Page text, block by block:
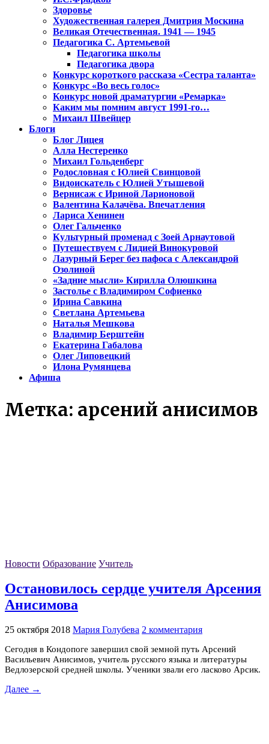
Здоровье
Художественная галерея Дмитрия Москина
Великая Отечественная. 1941 — 1945
Педагогика С. Артемьевой
Педагогика школы
Педагогика двора
Конкурс короткого рассказа «Сестра таланта»
Конкурс «Во весь голос»
Конкурс новой драматургии «Ремарка»
Каким мы помним август 1991-го…
Михаил Швейцер
Блоги
Блог Лицея
Алла Нестеренко
Михаил Гольденберг
Родословная с Юлией Свинцовой
Видоискатель с Юлией Утышевой
Вернисаж с Ириной Ларионовой
Валентина Калачёва. Впечатления
Лариса Хенинен
Олег Гальченко
Культурный променад с Зоей Арнаутовой
Путешествуем с Лидией Винокуровой
Лазурный Берег без пафоса с Александрой
Озолиной
«Задние мысли» Кирилла Олюшкина
Застолье с Владимиром Софиенко
Ирина Савкина
Светлана Артемьева
Наталья Мешкова
Владимир Берштейн
Екатерина Габалова
Олег Липовецкий
Илона Румянцева
Афиша
Метка: арсений анисимов
Новости Образование Учитель
Остановилось сердце учителя Арсения
Анисимова
25 октября 2018 Мария Голубева 2 комментария
Сегодня в Кондопоге завершил свой земной путь Арсений
Васильевич Анисимов, учитель русского языка и литературы
Ведлозерской средней школы. Ученики звали его ласково Арсик.
Далее →